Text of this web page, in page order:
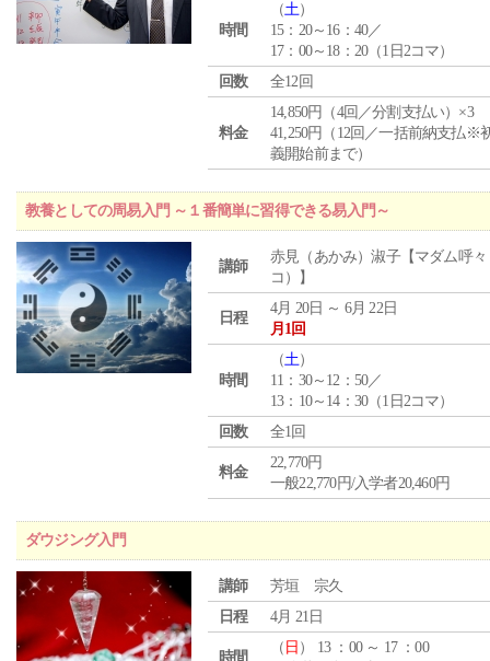
時間
（土）
15：20～16：40／
17：00～18：20（1日2コマ）
回数
全12回
料金
14,850円（4回／分割支払い）×3
41,250円（12回／一括前納支払※
義開始前まで）
教養としての周易入門 ～１番簡単に習得できる易入門～
講師
赤見（あかみ）淑子【マダム呼々
コ）】
日程
4月 20日 ～ 6月 22日
月1回
時間
（土）
11：30～12：50／
13：10～14：30（1日2コマ）
回数
全1回
料金
22,770円
一般22,770円/入学者20,460円
ダウジング入門
講師
芳垣 宗久
日程
4月 21日
時間
（ 日 ） 13 ：00 ～ 17 ：00